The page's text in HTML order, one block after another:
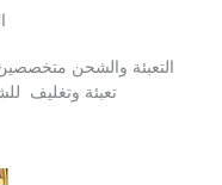
التعبئة والشحن
تعبئة وتغليف